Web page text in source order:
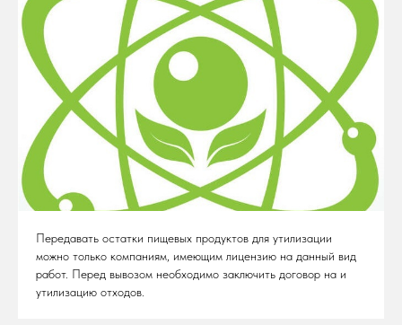
Передавать остатки пищевых продуктов для утилизации
можно только компаниям, имеющим лицензию на данный вид
работ. Перед вывозом необходимо заключить договор на и
утилизацию отходов.